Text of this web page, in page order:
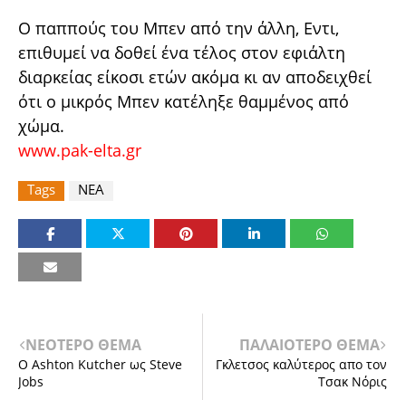
Ο παππούς του Μπεν από την άλλη, Εντι,
επιθυμεί να δοθεί ένα τέλος στον εφιάλτη
διαρκείας είκοσι ετών ακόμα κι αν αποδειχθεί
ότι ο μικρός Μπεν κατέληξε θαμμένος από
χώμα.
www.pak-elta.gr
Tags ΝΕΑ
ΝΕΟΤΕΡΟ ΘΕΜΑ
Ο Ashton Kutcher ως Steve
Jobs
ΠΑΛΑΙΟΤΕΡΟ ΘΕΜΑ
Γκλετσος καλύτερος απο τον
Τσακ Νόρις